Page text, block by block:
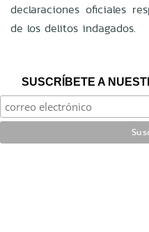
declaraciones oficiales
de los delitos indagados.
SUSCRÍBETE A